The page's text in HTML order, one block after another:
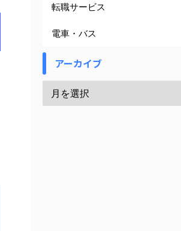
転職サービス
電車・バス
アーカイブ